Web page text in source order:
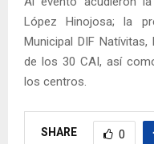
López Hinojosa; la
Municipal DIF
de los 30 CAI, así
los centros.
SHARE 0